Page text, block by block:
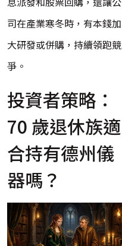
司在產業寒冬時，有本錢加
大研發或併購，持續領跑競
爭。
投資者策略：
70 歲退休族適
合持有德州儀
器嗎？